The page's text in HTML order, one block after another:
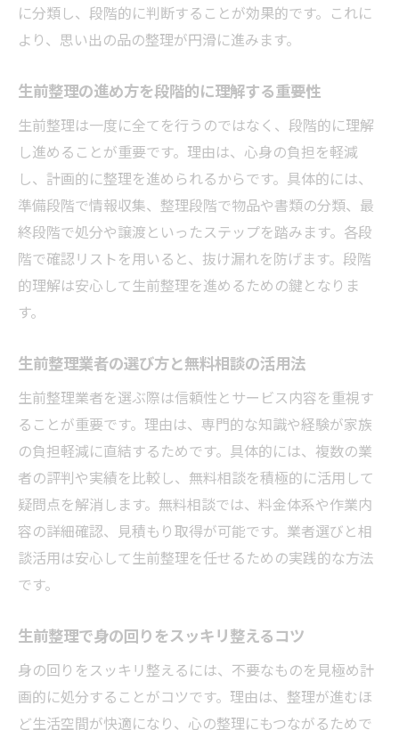
に分類し、段階的に判断することが効果的です。これに
より、思い出の品の整理が円滑に進みます。
生前整理の進め方を段階的に理解する重要性
生前整理は一度に全てを行うのではなく、段階的に理解
し進めることが重要です。理由は、心身の負担を軽減
し、計画的に整理を進められるからです。具体的には、
準備段階で情報収集、整理段階で物品や書類の分類、最
終段階で処分や譲渡といったステップを踏みます。各段
階で確認リストを用いると、抜け漏れを防げます。段階
的理解は安心して生前整理を進めるための鍵となりま
す。
生前整理業者の選び方と無料相談の活用法
生前整理業者を選ぶ際は信頼性とサービス内容を重視す
ることが重要です。理由は、専門的な知識や経験が家族
の負担軽減に直結するためです。具体的には、複数の業
者の評判や実績を比較し、無料相談を積極的に活用して
疑問点を解消します。無料相談では、料金体系や作業内
容の詳細確認、見積もり取得が可能です。業者選びと相
談活用は安心して生前整理を任せるための実践的な方法
です。
生前整理で身の回りをスッキリ整えるコツ
身の回りをスッキリ整えるには、不要なものを見極め計
画的に処分することがコツです。理由は、整理が進むほ
ど生活空間が快適になり、心の整理にもつながるためで